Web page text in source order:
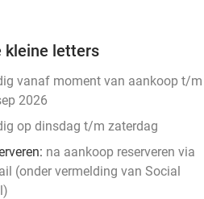
kleine letters
vanaf moment van aankoop t/m
2026
op dinsdag t/m zaterdag
na aankoop reserveren via
(onder vermelding van Social